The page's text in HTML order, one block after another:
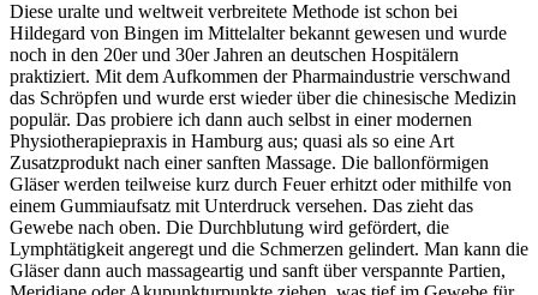
Diese uralte und weltweit verbreitete Methode ist schon bei
Hildegard von Bingen im Mittelalter bekannt gewesen und wurde
noch in den 20er und 30er Jahren an deutschen Hospitälern
praktiziert. Mit dem Aufkommen der Pharmaindustrie verschwand
das Schröpfen und wurde erst wieder über die chinesische Medizin
populär. Das probiere ich dann auch selbst in einer modernen
Physiotherapiepraxis in Hamburg aus; quasi als so eine Art
Zusatzprodukt nach einer sanften Massage. Die ballonförmigen
Gläser werden teilweise kurz durch Feuer erhitzt oder mithilfe von
einem Gummiaufsatz mit Unterdruck versehen. Das zieht das
Gewebe nach oben. Die Durchblutung wird gefördert, die
Lymphtätigkeit angeregt und die Schmerzen gelindert. Man kann die
Gläser dann auch massageartig und sanft über verspannte Partien,